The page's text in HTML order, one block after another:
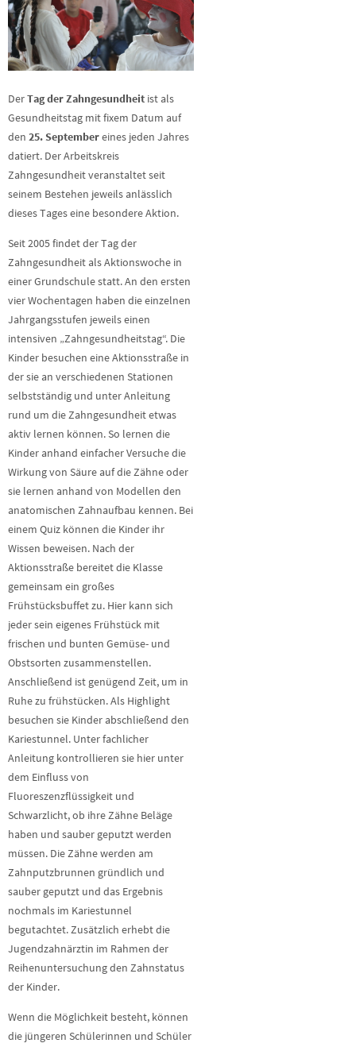
DerTag der Zahngesundheit ist als
Gesundheitstag mit fixem Datum auf
den 25. Septembereines jeden Jahres
datiert. Der Arbeitskreis
Zahngesundheit veranstaltet seit
seinem Bestehen jeweils anlässlich
dieses Tages eine besondere Aktion.
Seit 2005 findet der Tag der
Zahngesundheit als Aktionswoche in
einer Grundschule statt. An den ersten
vier Wochentagen haben die einzelnen
Jahrgangsstufen jeweils einen
intensiven „Zahngesundheitstag“. Die
Kinder besuchen eine Aktionsstraße in
der sie an verschiedenen Stationen
selbstständig und unter Anleitung
rund um die Zahngesundheit etwas
aktiv lernen können. So lernen die
Kinder anhand einfacher Versuche die
Wirkung von Säure auf die Zähne oder
sie lernen anhand von Modellen den
anatomischen Zahnaufbau kennen. Bei
einem Quiz können die Kinder ihr
Wissen beweisen. Nach der
Aktionsstraße bereitet die Klasse
gemeinsam ein großes
Frühstücksbuffet zu. Hier kann sich
jeder sein eigenes Frühstück mit
frischen und bunten Gemüse- und
Obstsorten zusammenstellen.
Anschließend ist genügend Zeit, um in
Ruhe zu frühstücken. Als Highlight
besuchen sie Kinder abschließend den
Kariestunnel. Unter fachlicher
Anleitung kontrollieren sie hier unter
dem Einfluss von
Fluoreszenzflüssigkeit und
Schwarzlicht, ob ihre Zähne Beläge
haben und sauber geputzt werden
müssen. Die Zähne werden am
Zahnputzbrunnen gründlich und
sauber geputzt und das Ergebnis
nochmals im Kariestunnel
begutachtet. Zusätzlich erhebt die
Jugendzahnärztin im Rahmen der
Reihenuntersuchung den Zahnstatus
der Kinder.
Wenn die Möglichkeit besteht, können
die jüngeren Schülerinnen und Schüler